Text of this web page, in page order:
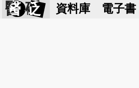
醫 砭 資料庫 電子書